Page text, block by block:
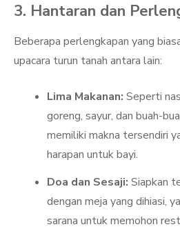
3. Hantaran dan
Beberapa perlengkapan yang
upacara turun tanah antara lain:
Lima Makanan: Seperti
goreng, sayur, dan buah-
memiliki makna tersendiri
harapan untuk bayi.
Doa dan Sesaji: Siapkan
dengan meja yang dihiasi,
sarana untuk memohon